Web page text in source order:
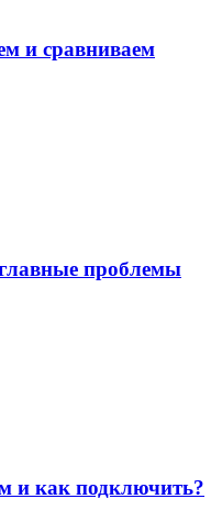
и сравниваем
проблемы
и как подключить?